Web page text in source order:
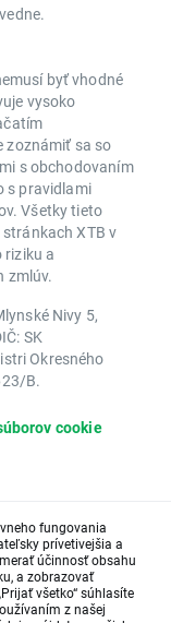
byť vhodné
vysoko
zoznámiť sa so
s obchodovaním
s pravidlami
Všetky tieto
XTB v
riziku a
zmlúv.
Nivy 5,
SK
Okresného
B.
cookie
fungovania
prívetivejšia a
účinnosť obsahu
a zobrazovať
všetko“ súhlasíte
z našej